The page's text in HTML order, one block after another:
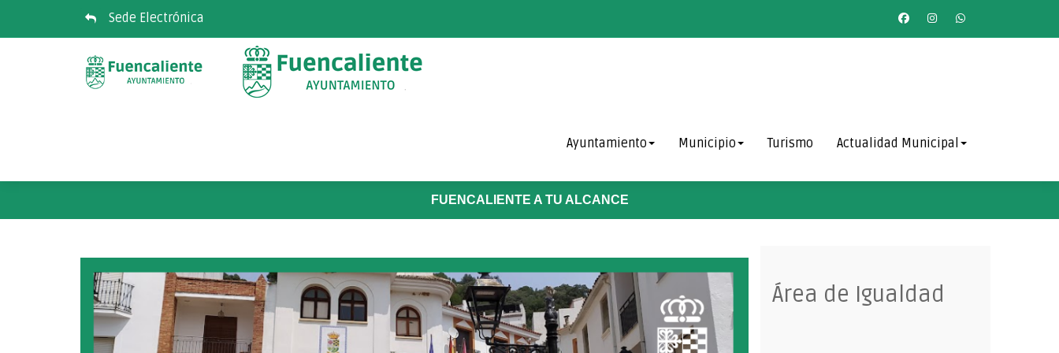
Sede Electrónica
Ayuntamiento Municipio Turismo Actualidad Municipal
FUENCALIENTE A TU ALCANCE
Área de Igualdad